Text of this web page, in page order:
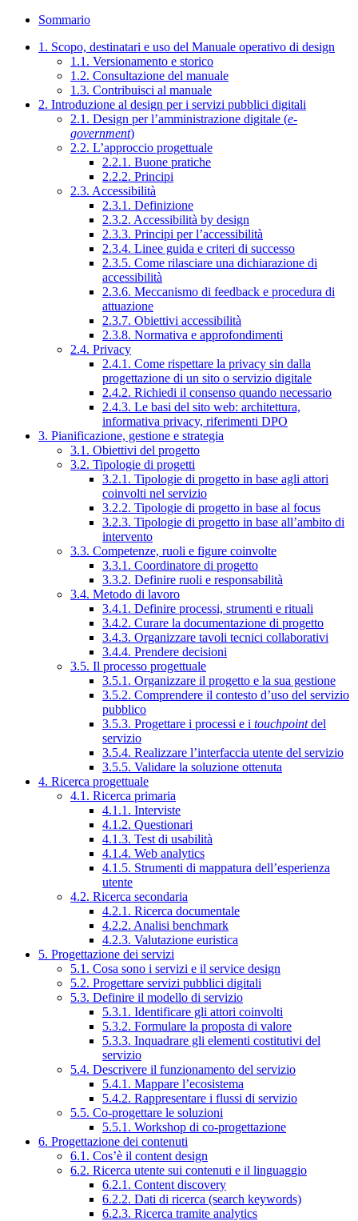
Sommario
1. Scopo, destinatari e uso del Manuale operativo di design
1.1. Versionamento e storico
1.2. Consultazione del manuale
1.3. Contribuisci al manuale
2. Introduzione al design per i servizi pubblici digitali
2.1. Design per l’amministrazione digitale (e-
government)
2.2. L’approccio progettuale
2.2.1. Buone pratiche
2.2.2. Principi
2.3. Accessibilità
2.3.1. Definizione
2.3.2. Accessibilità by design
2.3.3. Principi per l’accessibilità
2.3.4. Linee guida e criteri di successo
2.3.5. Come rilasciare una dichiarazione di
accessibilità
2.3.6. Meccanismo di feedback e procedura di
attuazione
2.3.7. Obiettivi accessibilità
2.3.8. Normativa e approfondimenti
2.4. Privacy
2.4.1. Come rispettare la privacy sin dalla
progettazione di un sito o servizio digitale
2.4.2. Richiedi il consenso quando necessario
2.4.3. Le basi del sito web: architettura,
informativa privacy, riferimenti DPO
3. Pianificazione, gestione e strategia
3.1. Obiettivi del progetto
3.2. Tipologie di progetti
3.2.1. Tipologie di progetto in base agli attori
coinvolti nel servizio
3.2.2. Tipologie di progetto in base al focus
3.2.3. Tipologie di progetto in base all’ambito di
intervento
3.3. Competenze, ruoli e figure coinvolte
3.3.1. Coordinatore di progetto
3.3.2. Definire ruoli e responsabilità
3.4. Metodo di lavoro
3.4.1. Definire processi, strumenti e rituali
3.4.2. Curare la documentazione di progetto
3.4.3. Organizzare tavoli tecnici collaborativi
3.4.4. Prendere decisioni
3.5. Il processo progettuale
3.5.1. Organizzare il progetto e la sua gestione
3.5.2. Comprendere il contesto d’uso del servizio
pubblico
3.5.3. Progettare i processi e i touchpointdel
servizio
3.5.4. Realizzare l’interfaccia utente del servizio
3.5.5. Validare la soluzione ottenuta
4. Ricerca progettuale
4.1. Ricerca primaria
4.1.1. Interviste
4.1.2. Questionari
4.1.3. Test di usabilità
4.1.4. Web analytics
4.1.5. Strumenti di mappatura dell’esperienza
utente
4.2. Ricerca secondaria
4.2.1. Ricerca documentale
4.2.2. Analisi benchmark
4.2.3. Valutazione euristica
5. Progettazione dei servizi
5.1. Cosa sono i servizi e il service design
5.2. Progettare servizi pubblici digitali
5.3. Definire il modello di servizio
5.3.1. Identificare gli attori coinvolti
5.3.2. Formulare la proposta di valore
5.3.3. Inquadrare gli elementi costitutivi del
servizio
5.4. Descrivere il funzionamento del servizio
5.4.1. Mappare l’ecosistema
5.4.2. Rappresentare i flussi di servizio
5.5. Co-progettare le soluzioni
5.5.1. Workshop di co-progettazione
6. Progettazione dei contenuti
6.1. Cos’è il content design
6.2. Ricerca utente sui contenuti e il linguaggio
6.2.1. Content discovery
6.2.2. Dati di ricerca (search keywords)
6.2.3. Ricerca tramite analytics